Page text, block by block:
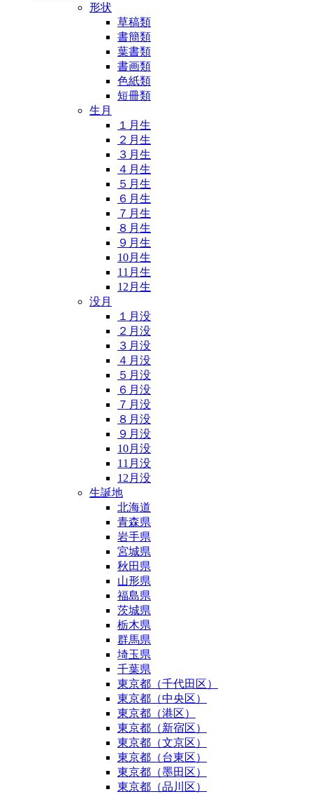
形状
草稿類
書簡類
葉書類
書画類
色紙類
短冊類
生月
１月生
２月生
３月生
４月生
５月生
６月生
７月生
８月生
９月生
10月生
11月生
12月生
没月
１月没
２月没
３月没
４月没
５月没
６月没
７月没
８月没
９月没
10月没
11月没
12月没
生誕地
北海道
青森県
岩手県
宮城県
秋田県
山形県
福島県
茨城県
栃木県
群馬県
埼玉県
千葉県
東京都（千代田区）
東京都（中央区）
東京都（港区）
東京都（新宿区）
東京都（文京区）
東京都（台東区）
東京都（墨田区）
東京都（品川区）